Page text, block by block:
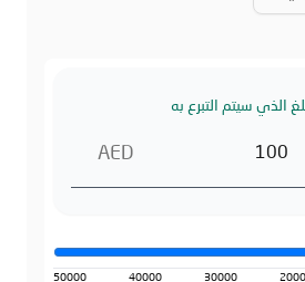
30000
40000
50000
الذي سيتم التبرع به
AED